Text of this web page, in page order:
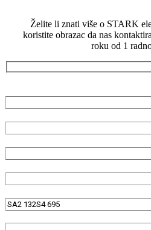
Želite li znati više o STARK
koristite obrazac da nas
roku od 1
empty.